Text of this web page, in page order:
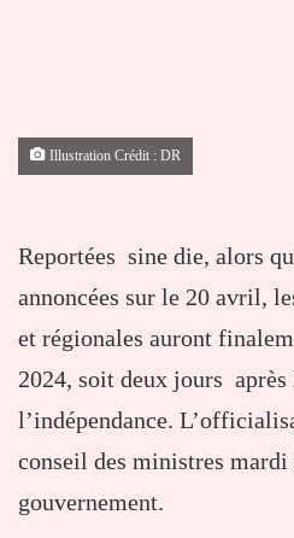
Illustration Crédit : DR
Reportées sine die, alors
annoncées sur le 20 avril,
et régionales auront
2024, soit deux jours après
l’indépendance.
conseil des ministres
gouvernement.